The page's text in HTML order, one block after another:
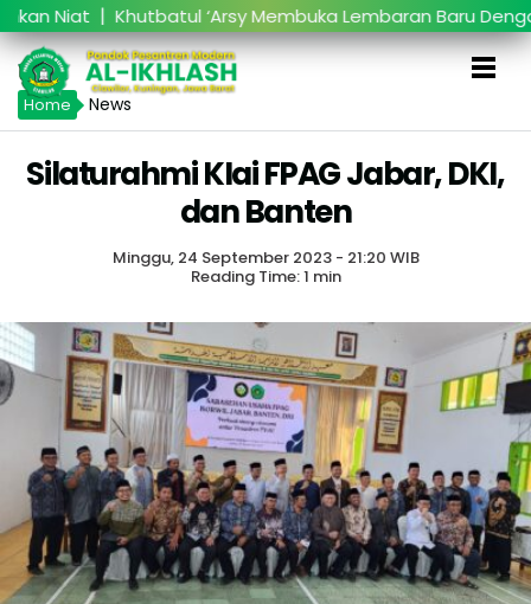
Niat|Khutbatul ‘Arsy Membuka Lembaran Baru Dengan
Home News
Silaturahmi KIai FPAG Jabar, DKI,
dan Banten
Minggu, 24 September 2023 - 21:20 WIB
Reading Time: 1 min